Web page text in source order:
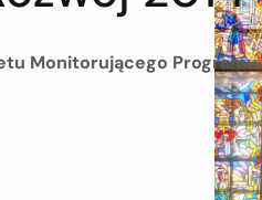
Monitorującego